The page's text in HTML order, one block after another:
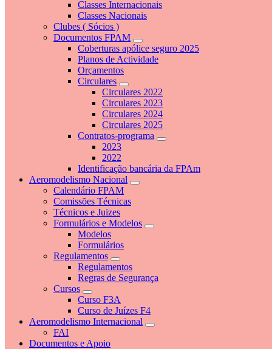
Classes Internacionais
Classes Nacionais
Clubes ( Sócios )
Documentos FPAM
Coberturas apólice seguro 2025
Planos de Actividade
Orçamentos
Circulares
Circulares 2022
Circulares 2023
Circulares 2024
Circulares 2025
Contratos-programa
2023
2022
Identificação bancária da FPAm
Aeromodelismo Nacional
Calendário FPAM
Comissões Técnicas
Técnicos e Juizes
Formulários e Modelos
Modelos
Formulários
Regulamentos
Regulamentos
Regras de Segurança
Cursos
Curso F3A
Curso de Juízes F4
Aeromodelismo Internacional
FAI
Documentos e Apoio